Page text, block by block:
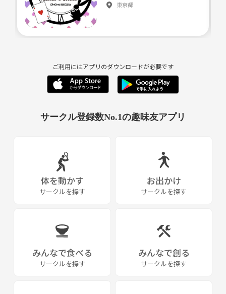
Nextasには三つの意味が込められています。
Nexus(Nex)＋ time and space(tas)
Nexus(繋ぐ、結ぶ、絆とかの意)
time and space(時間と空間・場)
time and space (時間と空間・場)
社会人になると仕事関係の付き合いは
増えますが交友の幅はどうしても
ちょっと大げさかもしれないですが
さまざまな人と関わることで
東京都
ご利用にはアプリのダウンロードが必要です
サークル登録数No.1の趣味友アプリ
体を動かす
サークルを探す
お出かけ
サークルを探す
みんなで食べる
サークルを探す
みんなで創る
サークルを探す